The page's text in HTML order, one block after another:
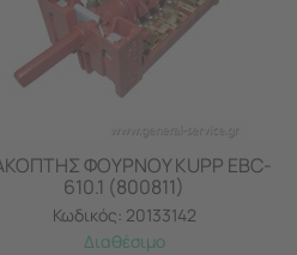
ΦΟΥΡΝΟΥ KUPP EBC-
610.1 (800811)
Κωδικός: 20133142
Διαθέσιμο